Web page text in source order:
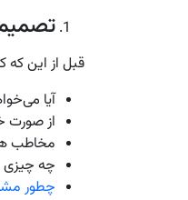
قبل از این که
آیا
از صورت
مخاطب
چه
چطور